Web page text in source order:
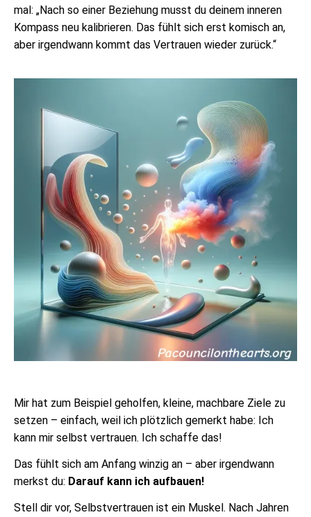
mal: „Nach so einer Beziehung musst du deinem inneren
Kompass neu kalibrieren. Das fühlt sich erst komisch an,
aber irgendwann kommt das Vertrauen wieder zurück.“
Mir hat zum Beispiel geholfen, kleine, machbare Ziele zu
setzen – einfach, weil ich plötzlich gemerkt habe: Ich
kann mir selbst vertrauen. Ich schaffe das!
Das fühlt sich am Anfang winzig an – aber irgendwann
merkst du: Darauf kann ich aufbauen!
Stell dir vor, Selbstvertrauen ist ein Muskel. Nach Jahren